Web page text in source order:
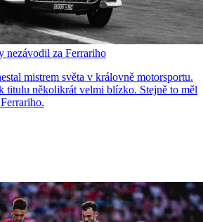
nezávodil za Ferrariho
mistrem světa v královně motorsportu.
titulu několikrát velmi blízko. Stejně to měl